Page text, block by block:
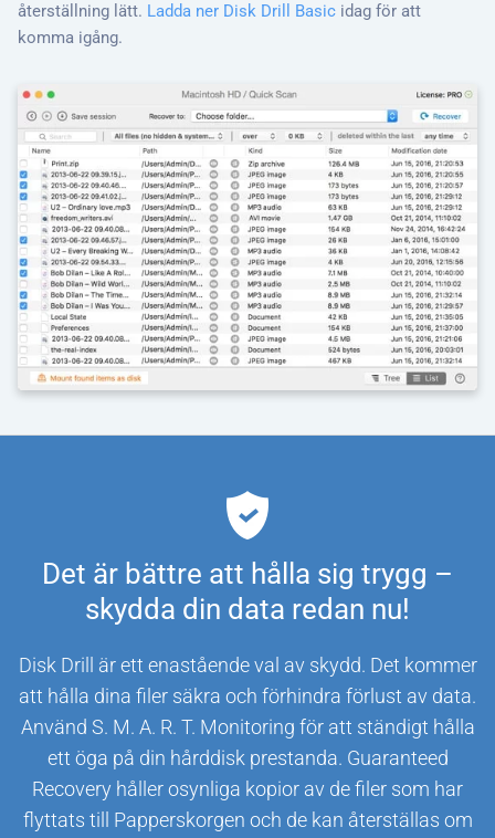
återställning lätt. Ladda ner Disk Drill Basic idag för att
komma igång.
Det är bättre att hålla sig trygg –
skydda din data redan nu!
Disk Drill är ett enastående val av skydd. Det kommer
att hålla dina filer säkra och förhindra förlust av data.
Använd S. M. A. R. T. Monitoring för att ständigt hålla
ett öga på din hårddisk prestanda. Guaranteed
Recovery håller osynliga kopior av de filer som har
flyttats till Papperskorgen och de kan återställas om